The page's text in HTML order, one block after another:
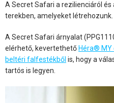
A Secret Safari a rezilienciáról
terekben, amelyeket létrehozunk.
A Secret Safari árnyalat
elérhető, kevertethető Héra® MY
beltéri falfestékből is, hogy a
tartós is legyen.